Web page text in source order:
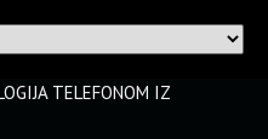
TELEFONOM IZ